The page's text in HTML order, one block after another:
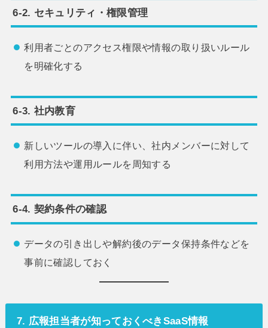
6-2. セキュリティ・権限管理
利用者ごとのアクセス権限や情報の取り扱いルール
を明確化する
6-3. 社内教育
新しいツールの導入に伴い、社内メンバーに対して
利用方法や運用ルールを周知する
6-4. 契約条件の確認
データの引き出しや解約後のデータ保持条件などを
事前に確認しておく
7. 広報担当者が知っておくべきSaaS情報